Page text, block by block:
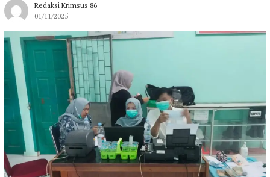
Redaksi Krimsus 86
01/11/2025